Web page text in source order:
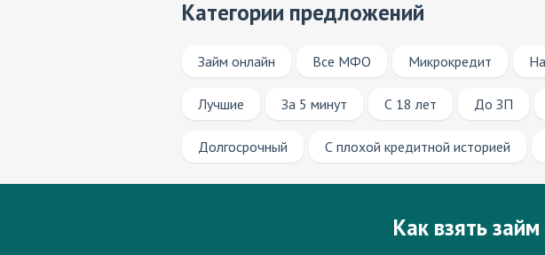
Категории предложений
Займ онлайн Все МФО Микрокредит
Лучшие За 5 минут С 18 лет До ЗП
Долгосрочный С плохой кредитной историей
Как взять